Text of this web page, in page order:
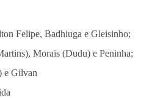
Felipe, Badhiuga e Gleisinho;
Morais (Dudu) e Peninha;
e Gilvan